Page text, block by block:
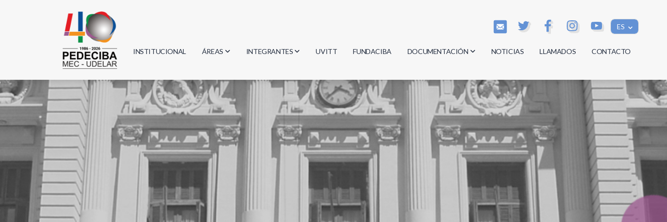
ES
INSTITUCIONAL ÁREAS
Biología
Física
Geociencias
Informática
Matemática
INTEGRANTES
Investigadores
Estudiantes
Egresados
UVITT FUNDACIBA DOCUMENTACIÓN
Actas
Reglamentos
Documentos
NOTICIAS LLAMADOS CONTACTO